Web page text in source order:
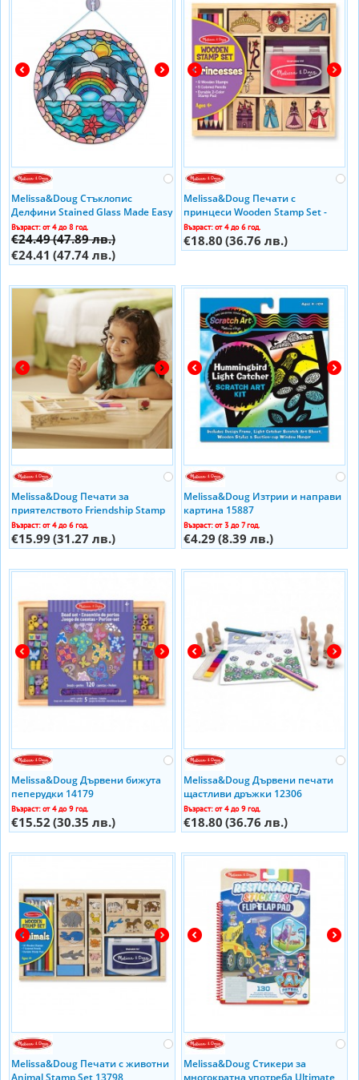
Melissa&Doug Стъклопис
Делфини Stained Glass Made Easy
- Dolphins 19291
Възраст: от 4 до 8 год.
€24.49(47.89 лв.)
€24.41 (47.74 лв.)
Melissa&Doug Печати с
принцеси Wooden Stamp Set -
Princesses 12418
Възраст: от 4 до 6 год.
€18.80 (36.76 лв.)
Melissa&Doug Печати за
приятелството Friendship Stamp
Set11632
Възраст: от 4 до 6 год.
€15.99 (31.27 лв.)
Melissa&Doug Изтрии и направи
картина 15887
Възраст: от 3 до 7 год.
€4.29 (8.39 лв.)
Melissa&Doug Дървени бижута
пеперудки 14179
Възраст: от 4 до 9 год.
€15.52 (30.35 лв.)
Melissa&Doug Дървени печати
щастливи дръжки 12306
Възраст: от 4 до 9 год.
€18.80 (36.76 лв.)
Melissa&Doug Печати с животни
Animal Stamp Set 13798
Melissa&Doug Стикери за
многократна употреба Ultimate